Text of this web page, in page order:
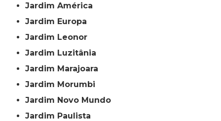
Jardim América
Jardim Europa
Jardim Leonor
Jardim Luzitânia
Jardim Marajoara
Jardim Morumbi
Jardim Novo Mundo
Jardim Paulista